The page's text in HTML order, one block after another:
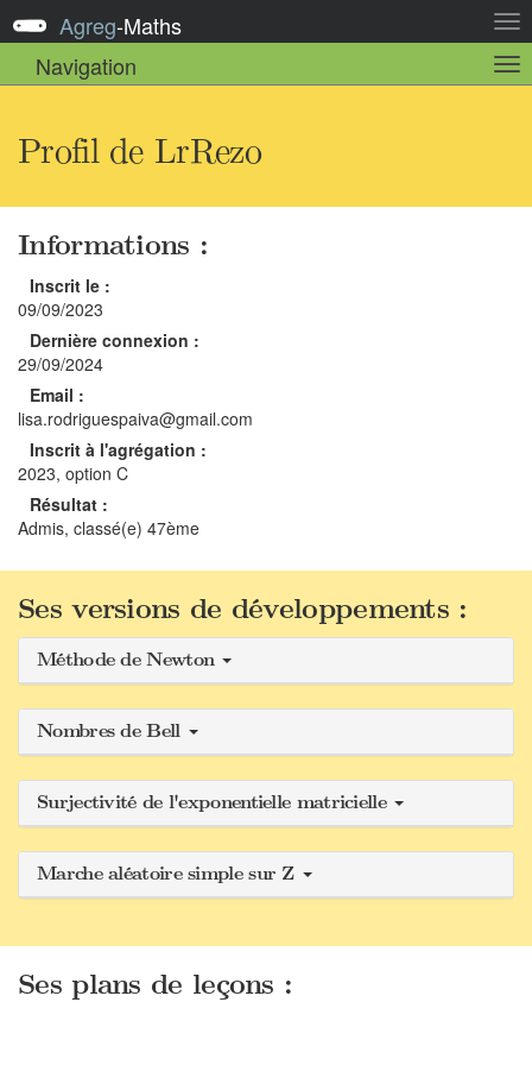
la
Agreg-Maths
Navigation
la
Profil de LrRezo
Informations :
Inscrit le :
09/09/2023
Dernière connexion :
29/09/2024
Email :
lisa.rodriguespaiva@gmail.com
Inscrit à l'agrégation :
2023, option C
Résultat :
Admis, classé(e) 47ème
Ses versions de développements :
Méthode de Newton
Nombres de Bell
Surjectivité de l'exponentielle matricielle
Marche aléatoire simple sur Z
Ses plans de leçons :